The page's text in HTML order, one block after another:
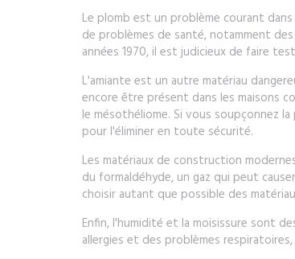
Le plomb est un problème courant
de problèmes de santé, notamment
années 1970, il est judicieux de faire
L'amiante est un autre matériau
encore être présent dans les maisons
le mésothéliome. Si vous soupçonnez
pour l'éliminer en toute sécurité.
Les matériaux de construction
du formaldéhyde, un gaz qui peut
choisir autant que possible des
Enfin, l'humidité et la moisissure sont
allergies et des problèmes